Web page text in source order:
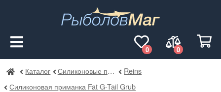
0
0
РыболовМаг
Каталог Силиконовые приманки
Reins
Силиконовая приманка Fat G-Tail Grub